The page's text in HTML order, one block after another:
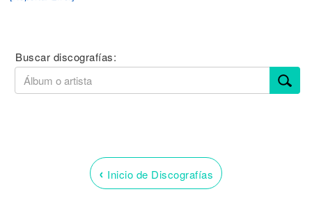
Buscar discografías:
‹ Inicio de Discografías